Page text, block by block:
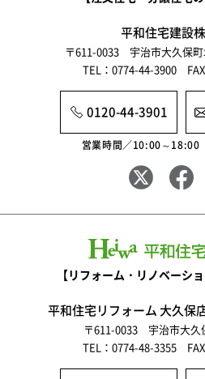
2025年
2025年
2025年
2025年
2025年
2025年
2025年
2025年1
2024年
2024年
平和住宅建設
〒611-0033 宇治市大久保
TEL：0774-44-3900
0120-44-3901
営業時間／10:00～18:00
【リフォーム・リノベーシ
平和住宅リフォーム 大久保
〒611-0033 宇治市大久
TEL：0774-48-3355